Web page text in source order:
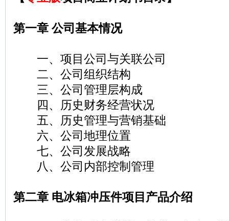
第一章 公司基本情况
一、项目公司与关联公司
二、公司组织结构
三、公司管理层构成
四、历史财务经营状况
五、历史管理与营销基础
六、公司地理位置
七、公司发展战略
八、公司内部控制管理
第二章 电冰箱冲压件项目产品介绍